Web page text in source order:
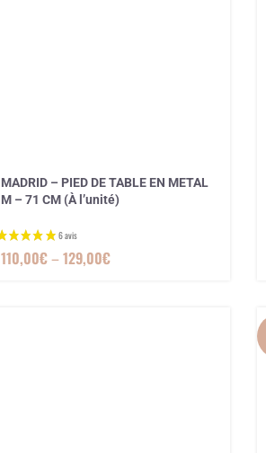
MADRID – PIED DE TABLE EN METAL
M – 71 CM (À l’unité)
110,00€–129,00€